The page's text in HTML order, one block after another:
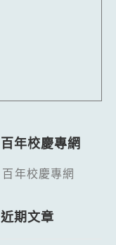
百年校慶專網
百年校慶專網
近期文章